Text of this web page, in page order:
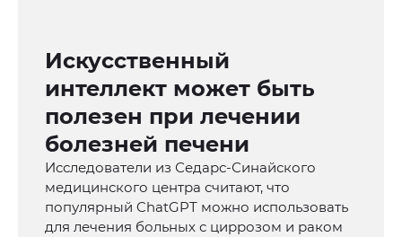
Искусственный
интеллект может быть
полезен при лечении
болезней печени
Исследователи из Седарс-Синайского
медицинского центра считают, что
популярный ChatGPT можно использовать
для лечения больных с циррозом и раком